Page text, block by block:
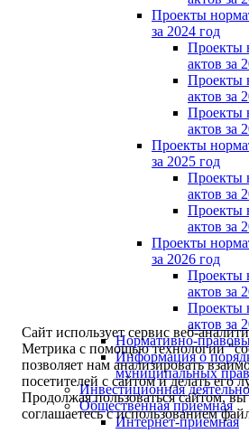
Проекты
за 2024 год
Проекты
актов за
Проекты
актов за
Проекты
актов за
Проекты
за 2025 год
Проекты
актов за
Проекты
актов за
Проекты
за 2026 год
Проекты
актов за
Проекты
актов за
Нормативно-
Информация о
муниципальных
Инвестиционная
Общественная приемная
Интернет-приёмная
Сайт использует сервис веб-
Метрика с помощью технологии
позволяет нам анализировать
посетителей с сайтом и делать его
Продолжая пользоваться сайтом, вы
соглашаетесь с использованием